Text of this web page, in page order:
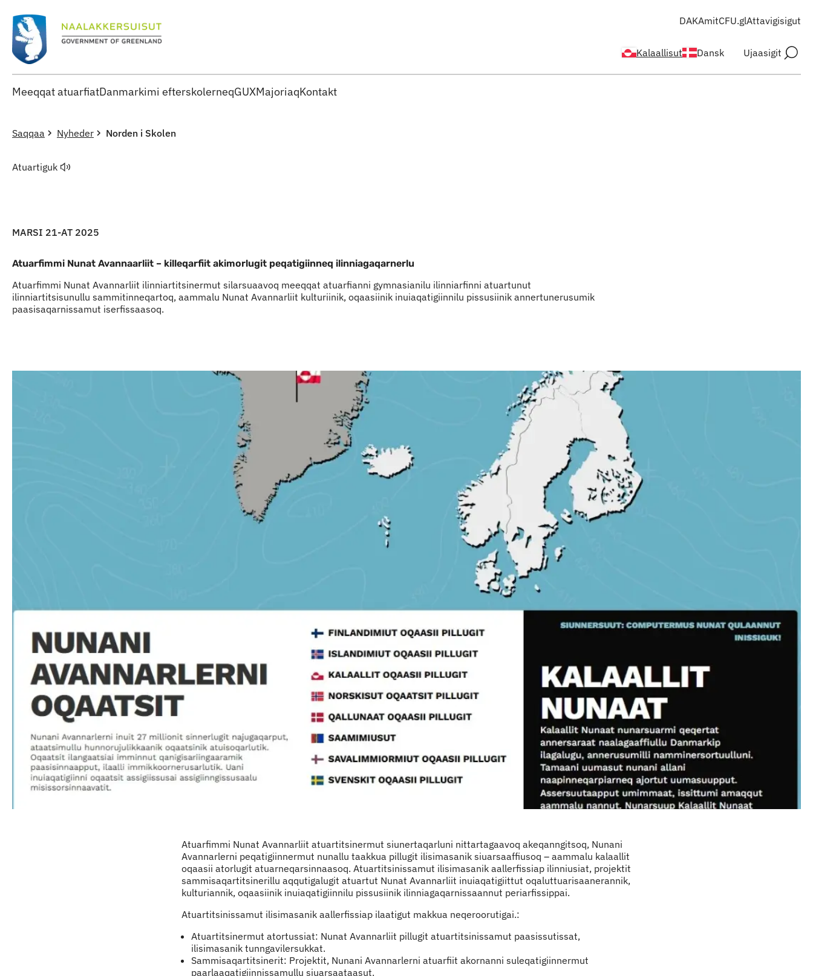
Kalaallisut Dansk Ujaasigit
DAKAmitCFU.glAttavigisigut
Meeqqat atuarfiatDanmarkimi efterskolerneqGUXMajoriaqKontakt
Saqqaa Nyheder Norden i Skolen
Atuartiguk
MARSI 21-AT 2025
Atuarfimmi Nunat Avannaarliit – killeqarfiit akimorlugit peqatigiinneq ilinniagaqarnerlu
Atuarfimmi Nunat Avannarliit ilinniartitsinermut silarsuaavoq meeqqat atuarfianni gymnasianilu ilinniarfinni atuartunut
ilinniartitsisunullu sammitinneqartoq, aammalu Nunat Avannarliit kulturiinik, oqaasiinik inuiaqatigiinnilu pissusiinik annertunerusumik
paasisaqarnissamut iserfissaasoq.
Atuarfimmi Nunat Avannarliit atuartitsinermut siunertaqarluni nittartagaavoq akeqanngitsoq, Nunani
Avannarlerni peqatigiinnermut nunallu taakkua pillugit ilisimasanik siuarsaaffiusoq – aammalu kalaallit
oqaasii atorlugit atuarneqarsinnaasoq. Atuartitsinissamut ilisimasanik aallerfissiap ilinniusiat, projektit
sammisaqartitsinerillu aqqutigalugit atuartut Nunat Avannarliit inuiaqatigiittut oqaluttuarisaanerannik,
kulturiannik, oqaasiinik inuiaqatigiinnilu pissusiinik ilinniagaqarnissaannut periarfissippai.
Atuartitsinissamut ilisimasanik aallerfissiap ilaatigut makkua neqeroorutigai.:
Atuartitsinermut atortussiat: Nunat Avannarliit pillugit atuartitsinissamut paasissutissat,
ilisimasanik tunngavilersukkat.
Sammisaqartitsinerit: Projektit, Nunani Avannarlerni atuarfiit akornanni suleqatigiinnermut
paarlaaqatigiinnissamullu siuarsaataasut.